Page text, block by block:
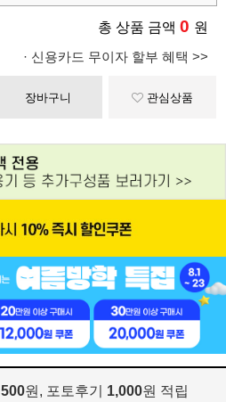
총 상품 금액 0 원
· 신용카드 무이자 할부 혜택 >>
장바구니 관심상품
500원, 포토후기 1,000원 적립